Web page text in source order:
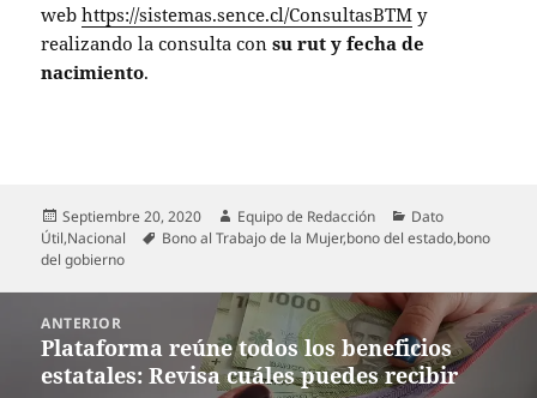
webhttps://sistemas.sence.cl/ConsultasBTM y
realizando la consulta consu rut y fecha de
nacimiento.
Publicado
el
Septiembre 20, 2020 Autor
Equipo de Redacción Categorías
Dato
Útil,Nacional Etiquetas
Bono al Trabajo de la Mujer,bono del estado,bono
del gobierno
entradas
ANTERIOR
Entrada
anterior:
Plataforma reúne todos los beneficios
estatales: Revisa cuáles puedes recibir